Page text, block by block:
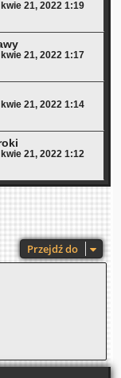
21, 2022 1:19
21, 2022 1:17
21, 2022 1:14
21, 2022 1:12
Przejdź do